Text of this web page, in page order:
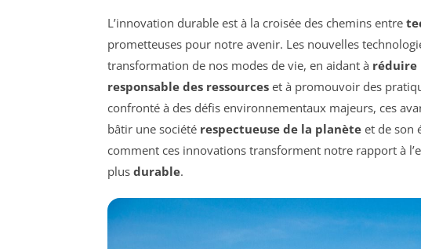
L’innovation durable est à la croisée des chemins entre
prometteuses pour notre avenir. Les nouvelles
transformation de nos modes de vie, en aidant à réduire
responsable des ressources et à promouvoir des
confronté à des défis environnementaux majeurs, ces
bâtir une société respectueuse de la planète et de son
comment ces innovations transforment notre rapport à
plus durable.